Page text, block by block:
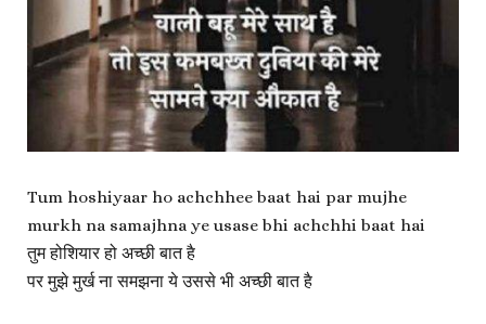
Tum hoshiyaar ho achchhee baat hai par mujhe
murkh na samajhna ye usase bhi achchhi baat hai
तुम होशियार हो अच्छी बात है
पर मुझे मुर्ख ना समझना ये उससे भी अच्छी बात है